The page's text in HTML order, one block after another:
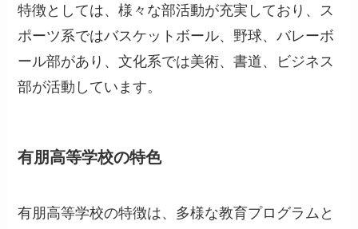
特徴としては、様々な部活動が充実しており、ス
ポーツ系ではバスケットボール、野球、バレーボ
ール部があり、文化系では美術、書道、ビジネス
部が活動しています。
有朋高等学校の特色
有朋高等学校の特徴は、多様な教育プログラムと